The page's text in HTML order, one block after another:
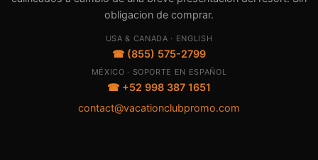
obligacion de comprar.
USA & CANADA · ENGLISH
☎ (855) 575-2799
MÉXICO · SOPORTE EN ESPAÑOL
☎ +52 998 387 1651
contact@vacationclubpromo.com